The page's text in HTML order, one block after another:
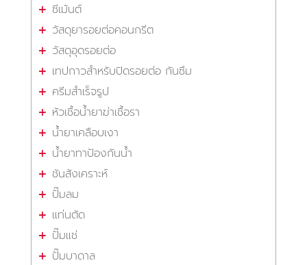
ซีเม้นต์
วัสดุยารอยต่อคอนกรีต
วัสดุอุดรอยต่อ
เทปกาวสำหรับปิดรอยต่อ กันซึม
ครีมสำเร็จรูป
หัวเชื้อน้ำยาฆ่าเชื้อรา
น้ำยาเคลือบเงา
น้ำยาทาป้องกันน้ำ
ชันสังเคราะห์
ปั๊มลม
แท่นตัด
ปั๊มแช่
ปั๊มบาดาล